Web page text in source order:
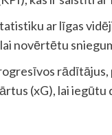
ar līgas
novērtētu
rādītājus,
(xG), lai iegūtu